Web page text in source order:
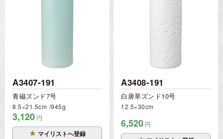
A3407-191
青磁ズンド7号
8.5×21.5cm 945g
3,120 円
★ マイリストへ登録
A3408-191
白唐草ズンド10号
12.5×30cm
6,520 円